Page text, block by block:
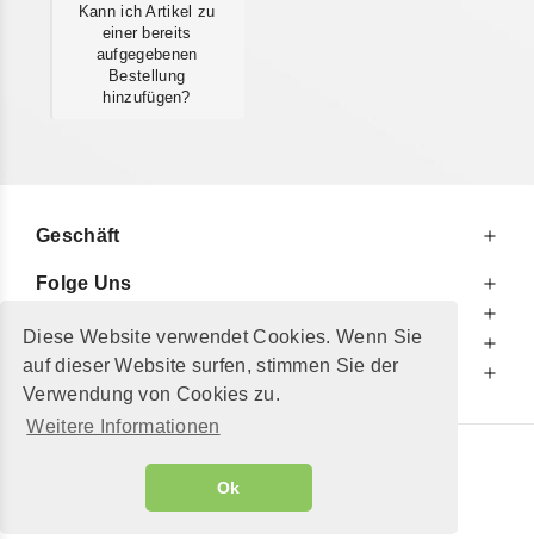
Diese Website verwendet Cookies. Wenn Sie
auf dieser Website surfen, stimmen Sie der
Verwendung von Cookies zu.
Weitere Informationen
Ok
Kann ich Artikel zu
einer bereits
aufgegebenen
Bestellung
hinzufügen?
Geschäft
Folge Uns
Zu Ihrer Information
Zusätzlich
© 2002 - 2026"Petershop GmbH"
Alle Preise inkl. MwSt. und zzgl.
GeToTickets.com| build#3.12.37